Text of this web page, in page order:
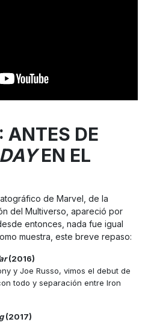
ANTES DE
EN EL
de Marvel, de la
del Multiverso, apareció por
entonces, nada fue igual
muestra, este breve repaso:
(2016)
y Joe Russo, vimos el debut de
todo y separación entre Iron
(2017)